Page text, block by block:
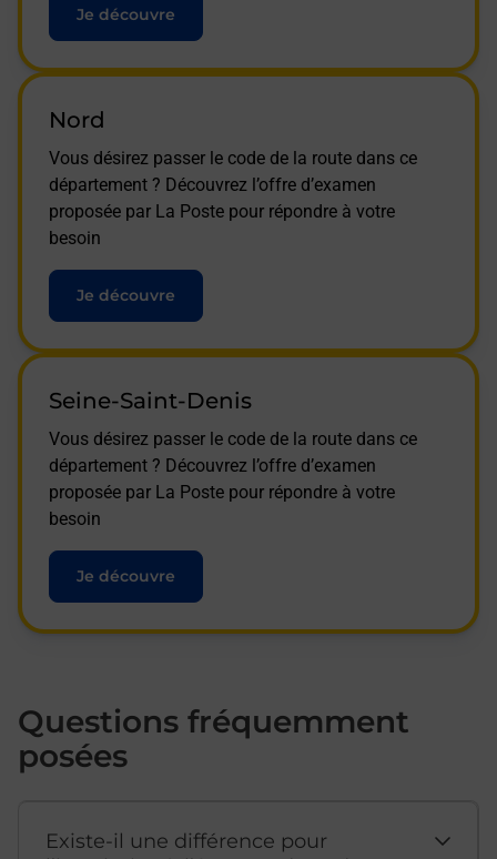
Je découvre
Nord
Vous désirez passer le code de la route dans ce
département ? Découvrez l’offre d’examen
proposée par La Poste pour répondre à votre
besoin
Je découvre
Seine-Saint-Denis
Vous désirez passer le code de la route dans ce
département ? Découvrez l’offre d’examen
proposée par La Poste pour répondre à votre
besoin
Je découvre
Questions fréquemment
posées
Existe-il une différence pour